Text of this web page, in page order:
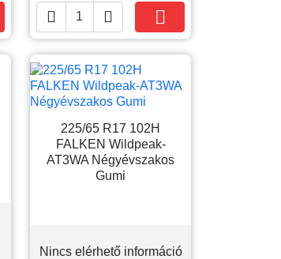
  
225/65 R17 102H
FALKEN Wildpeak-
AT3WA Négyévszakos
Gumi
Nincs elérhető információ